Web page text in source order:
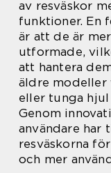
av resväskor
funktioner. En
är att de är
utformade,
att hantera
äldre modeller
eller tunga hjul
Genom
användare har
resväskorna
och mer